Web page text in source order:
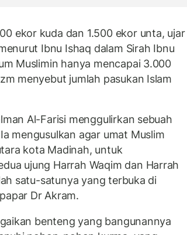
ekor kuda dan 1.500 ekor unta, ujar
Ibnu Ishaq dalam Sirah Ibnu
Muslimin hanya mencapai 3.000
menyebut jumlah pasukan Islam
Al-Farisi menggulirkan sebuah
mengusulkan agar umat Muslim
kota Madinah, untuk
ujung Harrah Waqim dan Harrah
satu-satunya yang terbuka di
Dr Akram.
benteng yang bangunannya